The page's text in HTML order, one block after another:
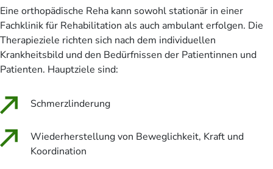
Eine orthopädische Reha kann sowohl stationär in einer
Fachklinik für Rehabilitation als auch ambulant erfolgen. Die
Therapieziele richten sich nach dem individuellen
Krankheitsbild und den Bedürfnissen der Patientinnen und
Patienten. Hauptziele sind:
Schmerzlinderung
Wiederherstellung von Beweglichkeit, Kraft und
Koordination